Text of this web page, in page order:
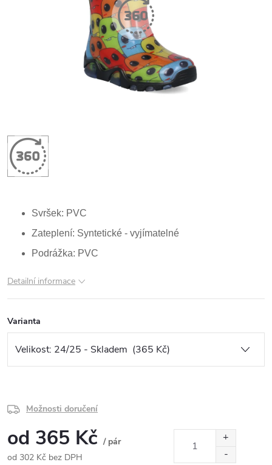
Svršek: PVC
Zateplení: Syntetické - vyjímatelné
Podrážka: PVC
Detailní informace
Varianta
Možnosti doručení
od 365 Kč / pár
od 302 Kč bez DPH